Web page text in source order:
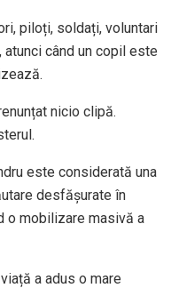
piloți, soldați, voluntari
când un copil este
nicio clipă.
este considerată una
desfășurate în
o mobilizare masivă a
a adus o mare